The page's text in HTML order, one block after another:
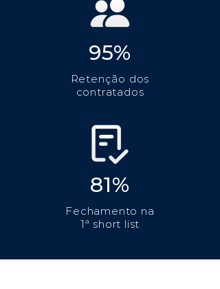
95%
Retenção dos
contratados
81%
Fechamento na
1ª short list